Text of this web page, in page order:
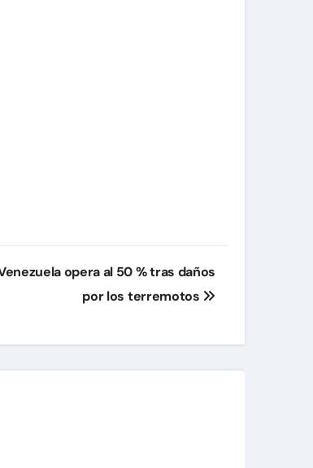
opera al 50 % tras daños
por los terremotos